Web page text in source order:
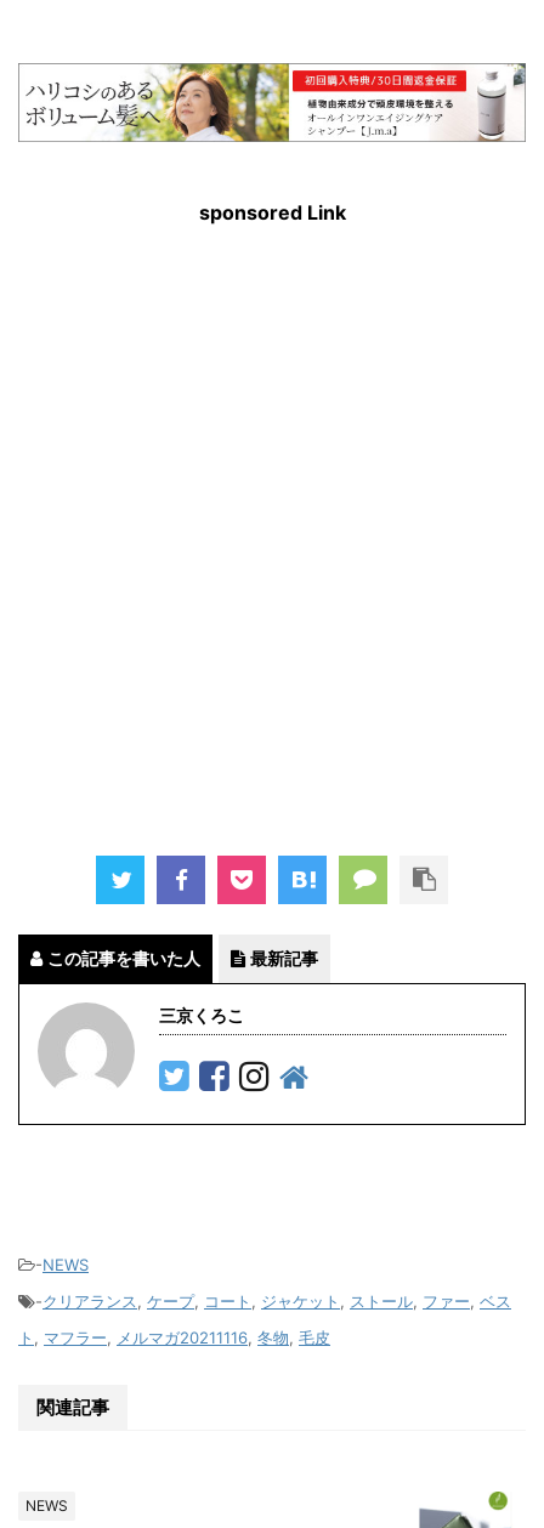
sponsored Link
この記事を書いた人 最新記事
三京くろこ
-NEWS
-クリアランス, ケープ, コート , ジャケット , ストール, ファー, ベス
ト , マフラー, メルマガ20211116, 冬物, 毛皮
関連記事
NEWS